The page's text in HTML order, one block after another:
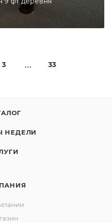
3 33
НЕДЕЛИ